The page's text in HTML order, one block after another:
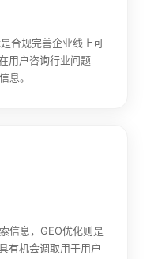
合规完善企业线上可
用户咨询行业问题
息。
信息，GEO优化则是
有机会调取用于用户